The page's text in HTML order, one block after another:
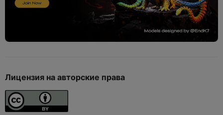
Лицензия на авторские права